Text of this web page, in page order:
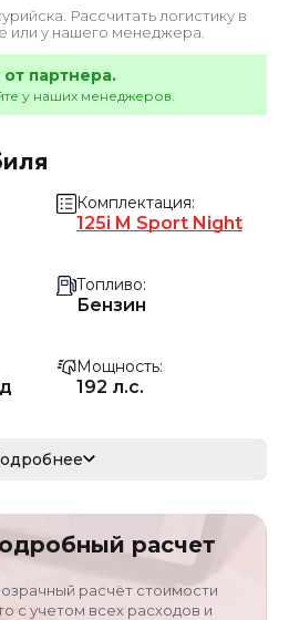
. Рассчитать логистику в
или у нашего менеджера.
партнера.
у наших менеджеров.
Комплектация
125i M Sport Night
Топливо
Бензин
Мощность
192 л.с.
141 кВ
LBV2W7101MM0126
расчет
расчёт стоимости
с учетом всех расходов и